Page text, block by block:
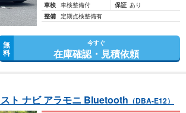
車検 車検整備付 保証 あり
整備 定期点検整備有
無
料
今すぐ
在庫確認・見積依頼
ト ナビ アラモニ Bluetooth （DBA-E12）